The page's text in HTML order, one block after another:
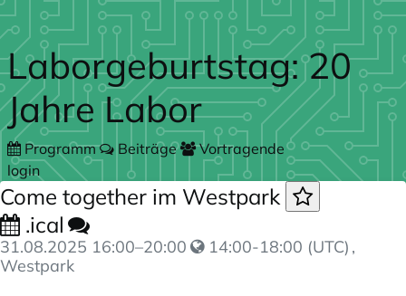
Zum Hauptteil springen
Laborgeburtstag: 20
Jahre Labor
Programm Beiträge
Vortragende
login
Come together im Westpark
.ical
31.08.2025 16:00–20:00 14:00-18:00 (UTC) ,
Westpark